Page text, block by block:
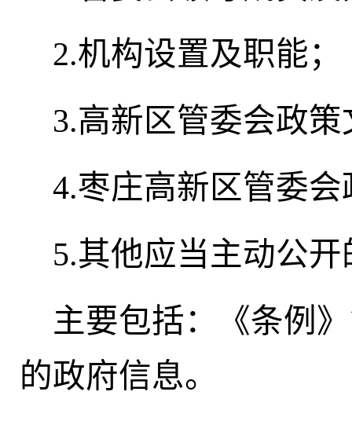
2.机构设置及职能；
3.高新区管委会政策
4.枣庄高新区管委
5.其他应当主动公
主要包括：《条例
的政府信息。